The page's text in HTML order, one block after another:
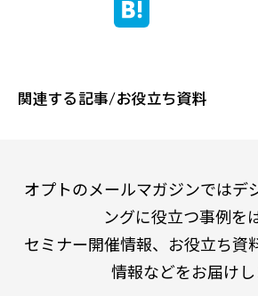
関連する記事/お役立ち資料
オプトのメールマガジンではデ
ングに役立つ事例を
セミナー開催情報、お役立ち資
情報などをお届け